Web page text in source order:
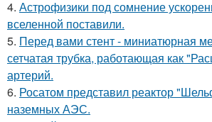
4. Астрофизики под сомнение
вселенной поставили.
5. Перед вами стент - миниатюрная
сетчатая трубка, работающая как
артерий.
6. Росатом представил реактор
наземных АЭС.